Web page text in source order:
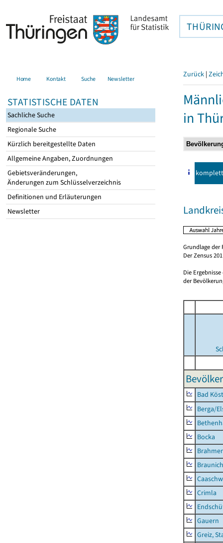
Home Kontakt Suche Newsletter
STATISTISCHE DATEN
Sachliche Suche
Regionale Suche
Kürzlich bereitgestellte Daten
Allgemeine Angaben, Zuordnungen
Gebietsveränderungen,
Änderungen zum Schlüsselverzeichnis
Definitionen und Erläuterungen
Newsletter
Zurück |
in
komplett
Grundlage der
Der Zensus
Die
der
Bad
Berga/
Bocka
Crimla
Gauern
Greiz,